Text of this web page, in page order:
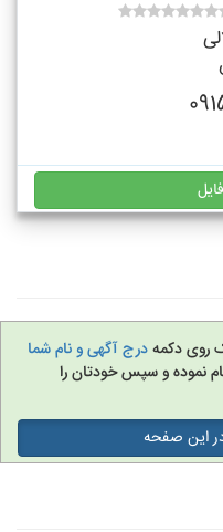
روی دکمهدرج آگهی و نام شما
نموده و سپس خودتان را
این صفحه